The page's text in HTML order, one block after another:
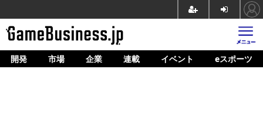
ホーム
開発 市場 企業 連載 イベント eスポーツ